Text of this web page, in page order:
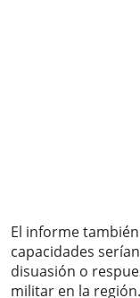
El informe
capacidades
disuasión o
militar en la región.